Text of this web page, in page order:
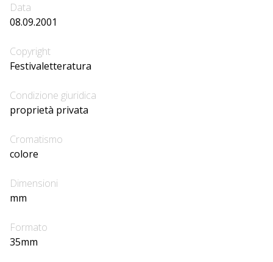
Data
08.09.2001
Copyright
Festivaletteratura
Condizione giuridica
proprietà privata
Cromatismo
colore
Dimensioni
mm
Formato
35mm